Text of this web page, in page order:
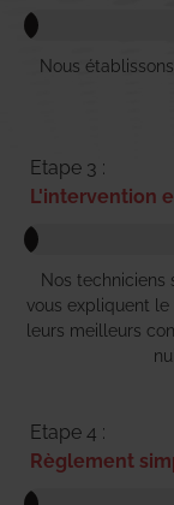
Nous
Etape 3 :
L'intervention
Nos techniciens
vous expliquent
leurs meilleurs
Etape 4 :
Règlement